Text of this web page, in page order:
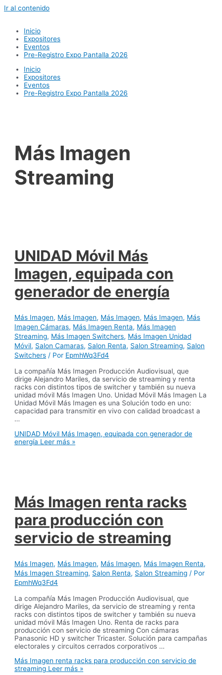
Ir al contenido
Inicio
Expositores
Eventos
Pre-Registro Expo Pantalla 2026
Inicio
Expositores
Eventos
Pre-Registro Expo Pantalla 2026
Más Imagen
Streaming
UNIDAD Móvil Más
Imagen, equipada con
generador de energía
Más Imagen, Más Imagen, Más Imagen, Más Imagen, Más
Imagen Cámaras, Más Imagen Renta, Más Imagen
Streaming, Más Imagen Switchers, Más Imagen Unidad
Móvil, Salon Camaras, Salon Renta, Salon Streaming, Salon
Switchers / Por EpmhWq3Fd4
La compañía Más Imagen Producción Audiovisual, que
dirige Alejandro Mariles, da servicio de streaming y renta
racks con distintos tipos de switcher y también su nueva
unidad móvil Más Imagen Uno. Unidad Móvil Más Imagen La
Unidad Móvil Más Imagen es una Solución todo en uno:
capacidad para transmitir en vivo con calidad broadcast a
…
UNIDAD Móvil Más Imagen, equipada con generador de
energía Leer más »
Más Imagen renta racks
para producción con
servicio de streaming
Más Imagen, Más Imagen, Más Imagen, Más Imagen Renta,
Más Imagen Streaming, Salon Renta, Salon Streaming / Por
EpmhWq3Fd4
La compañía Más Imagen Producción Audiovisual, que
dirige Alejandro Mariles, da servicio de streaming y renta
racks con distintos tipos de switcher y también su nueva
unidad móvil Más Imagen Uno. Renta de racks para
producción con servicio de streaming Con cámaras
Panasonic HD y switcher Tricaster. Solución para campañas
electorales y circuitos cerrados corporativos …
Más Imagen renta racks para producción con servicio de
streaming Leer más »